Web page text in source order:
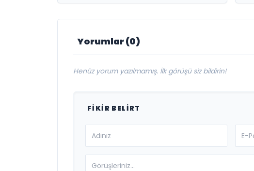
Yorumlar (0)
Henüz yorum yazılmamış. İlk görüşü siz bildirin!
FIKIR BELIRT